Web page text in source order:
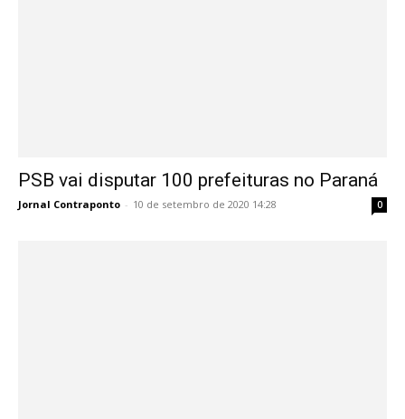
PSB vai disputar 100 prefeituras no Paraná
Jornal Contraponto - 10 de setembro de 2020 14:28 0